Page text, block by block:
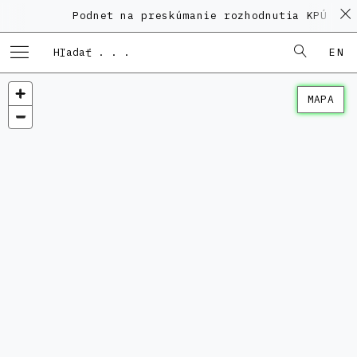
Podnet na preskúmanie rozhodnutia KPÚ
EN
MAPA